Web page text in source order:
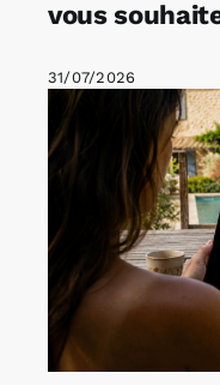
vous
31/07/2026